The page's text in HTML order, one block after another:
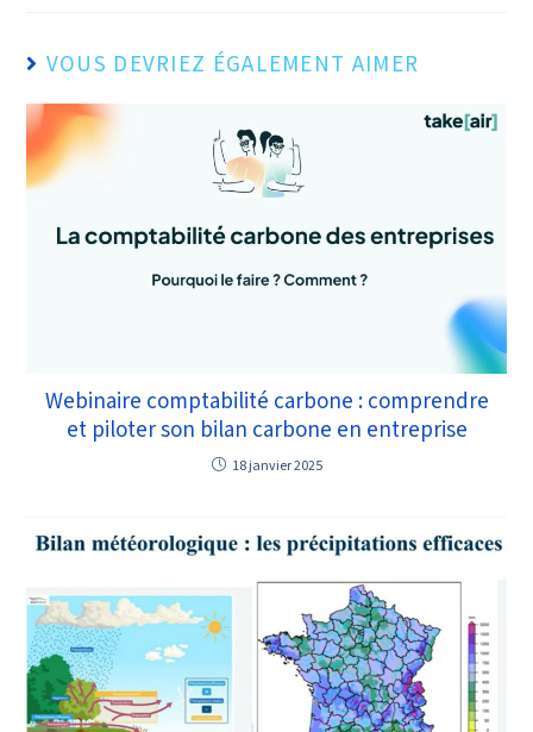
VOUS DEVRIEZ ÉGALEMENT AIMER
Webinaire comptabilité carbone : comprendre
et piloter son bilan carbone en entreprise
18 janvier 2025